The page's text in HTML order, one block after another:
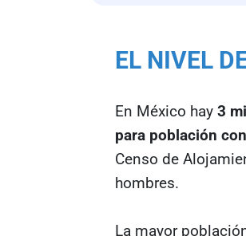
EL NIVEL
En México hay 3
para población
Censo de
hombres.
La mayor